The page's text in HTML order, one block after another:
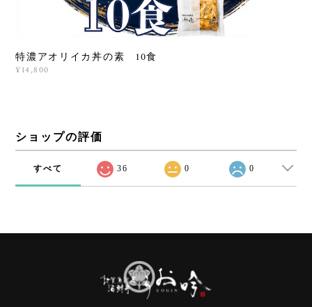
特濃アオリイカ丼の素 10食
¥14,800
ショップの評価
すべて 36 0 0